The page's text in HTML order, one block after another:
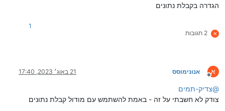
הגדרה בקבלת נתונים
א 2 תגובות
1
א
מנותק
אנונימוסס 21 באוג׳ 2023, 17:40
@צדיק-תמים
צודק לא חשבתי על זה - באמת להשתמש עם מודול קבלת נתונים